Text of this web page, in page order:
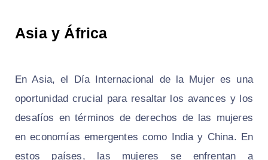
Asia y África
En Asia, el Día Internacional de la Mujer es una
oportunidad crucial para resaltar los avances y los
desafíos en términos de derechos de las mujeres
en economías emergentes como India y China. En
estos países, las mujeres se enfrentan a